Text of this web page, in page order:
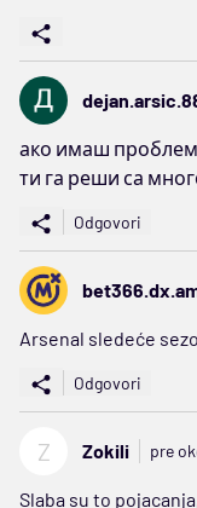
ако имаш
ти га реши са
Odgovori
Arsenal sledeće
Odgovori
Z Zokili pre
Slaba su to